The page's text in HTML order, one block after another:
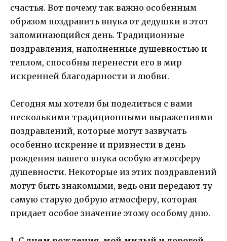
счастья. Вот почему так важно особенным
образом поздравить внука от дедушки в этот
запоминающийся день. Традиционные
поздравления, наполненные душевностью и
теплом, способны перенести его в мир
искренней благодарности и любви.
Сегодня мы хотели бы поделиться с вами
несколькими традиционными выражениями
поздравлений, которые могут зазвучать
особенно искренне и привнести в день
рождения вашего внука особую атмосферу
душевности. Некоторые из этих поздравлений
могут быть знакомыми, ведь они передают ту
самую старую добрую атмосферу, которая
придает особое значение этому особому дню.